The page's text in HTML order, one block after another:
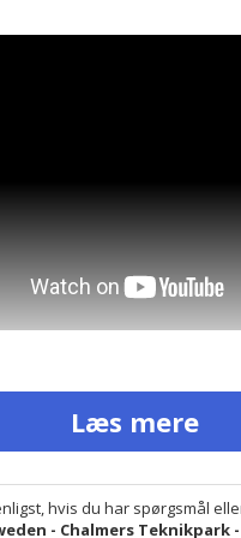
reducerer mere end dobbelt så
større kapacitet end
mellem brusebad og badning i
Læs mere
hvis du har spørgsmål
- Chalmers Teknikpark -